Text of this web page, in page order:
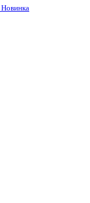
Новинка